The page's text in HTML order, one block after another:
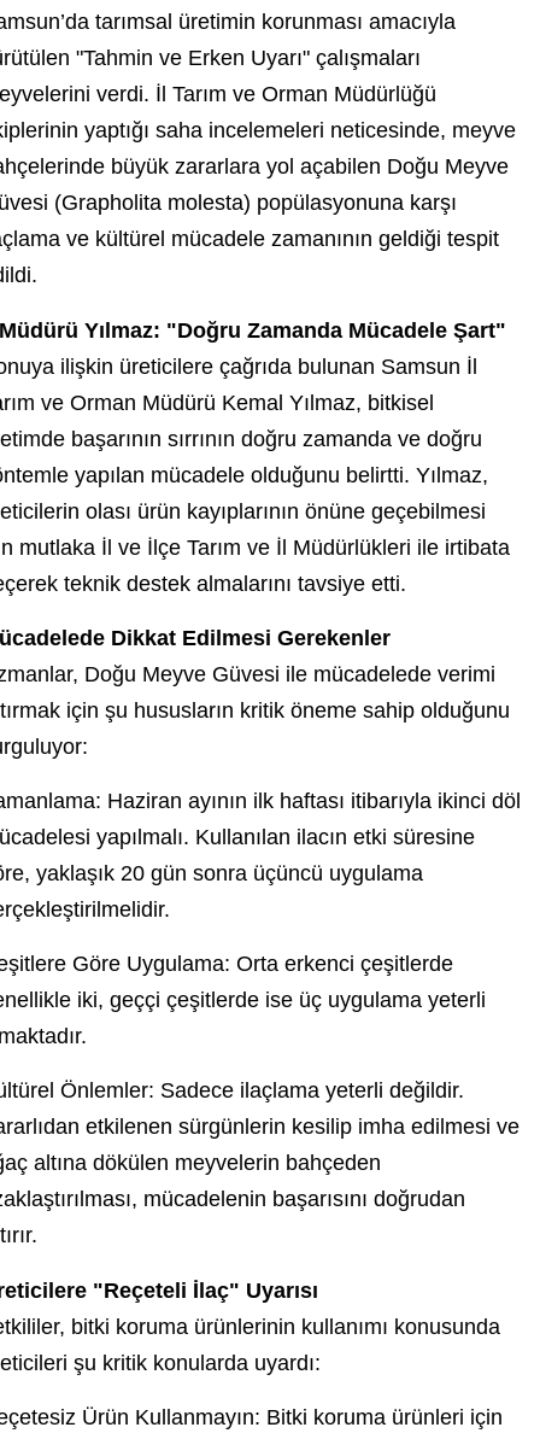
tarımsal üretimin korunması amacıyla
"Tahmin ve Erken Uyarı" çalışmaları
verdi. İl Tarım ve Orman Müdürlüğü
yaptığı saha incelemeleri neticesinde, meyve
büyük zararlara yol açabilen Doğu Meyve
(Grapholita molesta) popülasyonuna karşı
ve kültürel mücadele zamanının geldiği tespit
Yılmaz: "Doğru Zamanda Mücadele Şart"
ilişkin üreticilere çağrıda bulunan Samsun İl
ve Orman Müdürü Kemal Yılmaz, bitkisel
başarının sırrının doğru zamanda ve doğru
yapılan mücadele olduğunu belirtti. Yılmaz,
olası ürün kayıplarının önüne geçebilmesi
mutlaka İl ve İlçe Tarım ve İl Müdürlükleri ile irtibata
teknik destek almalarını tavsiye etti.
Dikkat Edilmesi Gerekenler
Doğu Meyve Güvesi ile mücadelede verimi
için şu hususların kritik öneme sahip olduğunu
Haziran ayının ilk haftası itibarıyla ikinci döl
yapılmalı. Kullanılan ilacın etki süresine
yaklaşık 20 gün sonra üçüncü uygulama
Göre Uygulama: Orta erkenci çeşitlerde
iki, geççi çeşitlerde ise üç uygulama yeterli
Önlemler: Sadece ilaçlama yeterli değildir.
etkilenen sürgünlerin kesilip imha edilmesi ve
altına dökülen meyvelerin bahçeden
mücadelenin başarısını doğrudan
"Reçeteli İlaç" Uyarısı
bitki koruma ürünlerinin kullanımı konusunda
şu kritik konularda uyardı:
Ürün Kullanmayın: Bitki koruma ürünleri için